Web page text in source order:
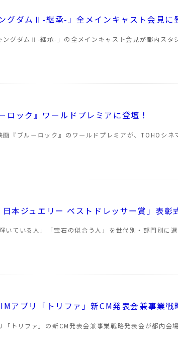
ダムⅡ-継承-」全メインキャスト会見に
グダムⅡ-継承-」の全メインキャスト会見が都内スタ
ック』ワールドプレミアに登壇！
『ブルーロック』のワールドプレミアが、TOHOシネ
本ジュエリー ベストドレッサー賞」表彰
いている人」「宝石の似合う人」を世代別・部門別に
アプリ「トリファ」新CM発表会兼事業戦
「トリファ」の新CM発表会兼事業戦略発表会が都内会